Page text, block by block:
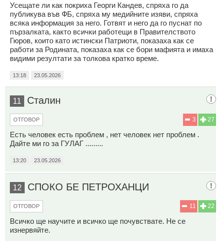
Усещате ли как покриха Георги Кандев, спряха го да
публикува във ФБ, спряха му медийните изяви, спряха
всяка информация за него. Готвят и него да го пуснат по
пързалката, както всички работещи в Правителството
Гюров, които като истински Патриоти, показаха как се
работи за Родината, показаха как се бори мафията и имаха
видими резултати за толкова кратко време.
13:18 23.05.2026
11 Сталин
27
3
ОТГОВОР
Есть человек есть проблем , нет человек нет проблем .
Дайте ми го за ГУЛАГ .........
13:20 23.05.2026
12 СПОКО БЕ ПЕТРОХАНЦИ
22
11
ОТГОВОР
Всичко ще научите и всичко ще почувствате. Не се
изнервяйте.